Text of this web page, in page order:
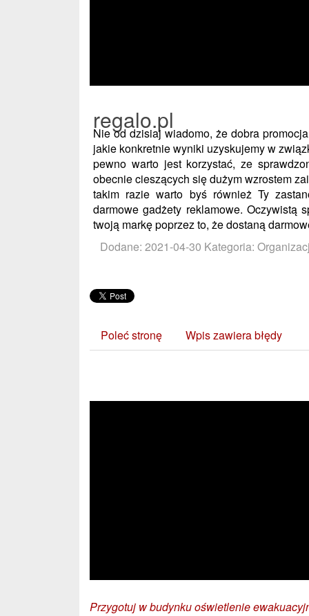
regalo.pl
Nie od dzisiaj wiadomo, że dobra
jakie konkretnie wyniki uzyskujemy w
pewno warto jest korzystać, ze
obecnie cieszących się dużym wzrostem
takim razie warto byś również Ty
darmowe gadżety reklamowe. Oczywistą
twoją markę poprzez to, że dostaną
Dodane: 2021-04-30 Kategoria:
Poleć stronę Wpis zawiera błędy
Przygotuj w budynku oświetlenie